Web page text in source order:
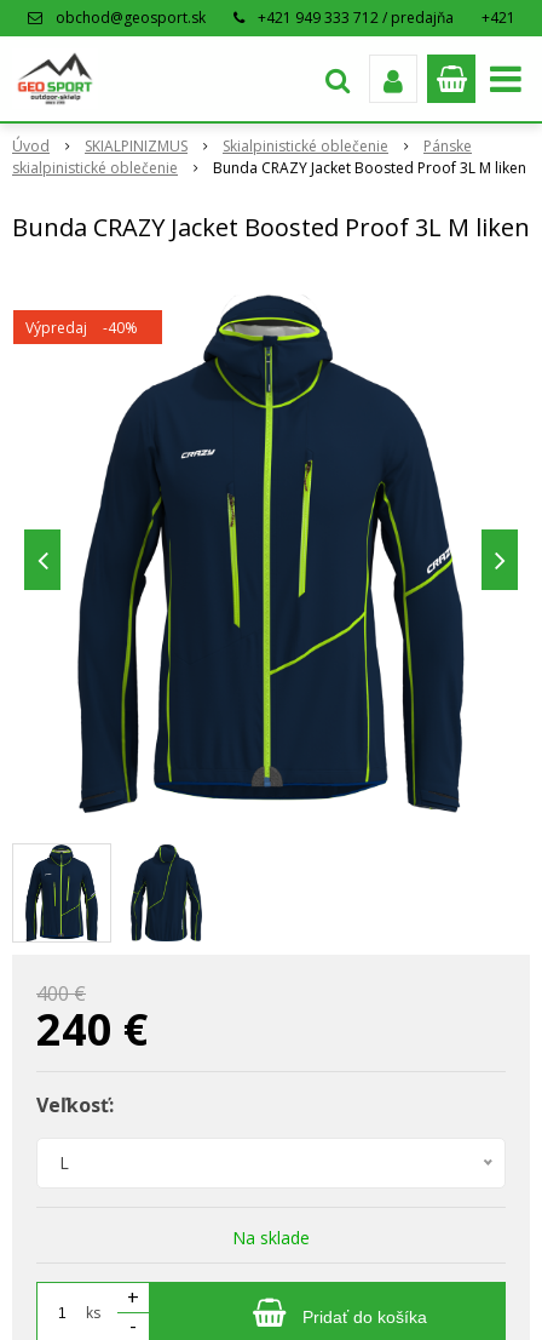
obchod@geosport.sk +421 949 333 712 / predajňa
+421
Úvod SKIALPINIZMUS Skialpinistické oblečenie
Pánske
skialpinistické oblečenie
Bunda CRAZY Jacket Boosted Proof 3L M liken
Bunda CRAZY Jacket Boosted Proof 3L M liken
Výpredaj -40%
400 €
240 €
Veľkosť:
L
Na sklade
ks
+
-
Pridať do košíka